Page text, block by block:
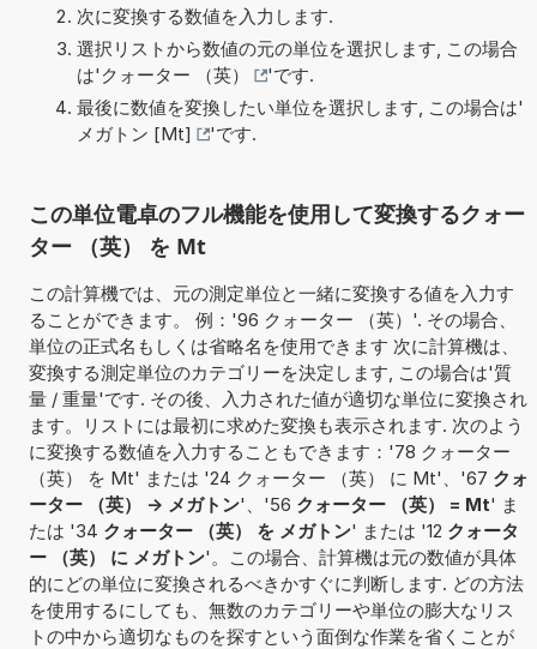
次に変換する数値を入力します.
選択リストから数値の元の単位を選択します, この場合
は' クォーター （英）
'です.
最後に数値を変換したい単位を選択します, この場合は'
メガトン [Mt]
'です.
この単位電卓のフル機能を使用して変換するクォー
ター （英） を Mt
この計算機では、元の測定単位と一緒に変換する値を入力す
ることができます。 例：'96 クォーター （英）'. その場合、
単位の正式名もしくは省略名を使用できます 次に計算機は、
変換する測定単位のカテゴリーを決定します, この場合は'質
量 / 重量'です. その後、入力された値が適切な単位に変換され
ます。リストには最初に求めた変換も表示されます. 次のよう
に変換する数値を入力することもできます：'78 クォーター
（英） を Mt' または '24 クォーター （英） に Mt'、'67 クォ
ーター （英） -> メガトン'、'56 クォーター （英） = Mt' ま
たは '34 クォーター （英） を メガトン' または '12 クォータ
ー （英） に メガトン'。この場合、計算機は元の数値が具体
的にどの単位に変換されるべきかすぐに判断します. どの方法
を使用するにしても、無数のカテゴリーや単位の膨大なリス
トの中から適切なものを探すという面倒な作業を省くことが